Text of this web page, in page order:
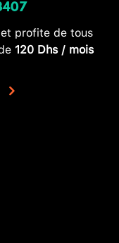
profite de tous
120 Dhs / mois